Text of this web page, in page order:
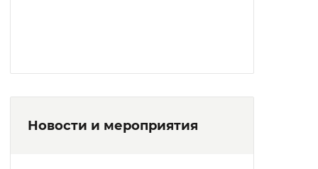
Новости и мероприятия